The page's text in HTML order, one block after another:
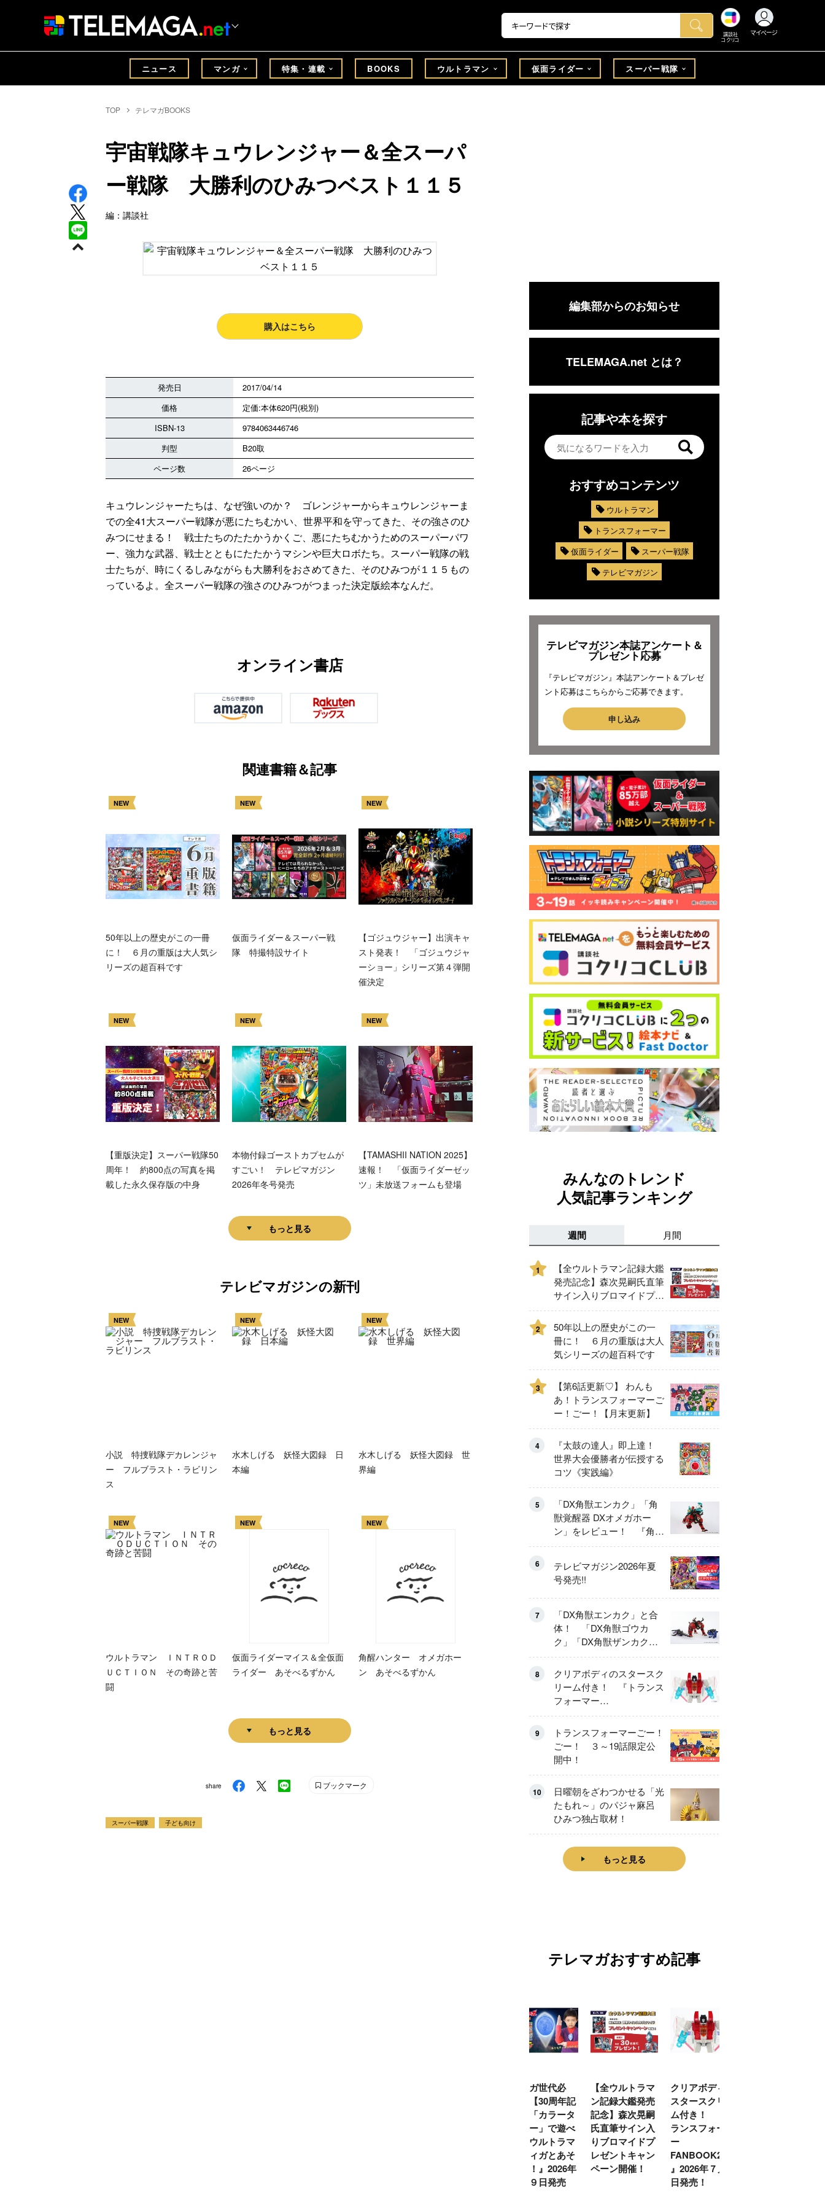
講談社
コクリコ
マイページ
ニュース マンガ 特集・連載 BOOKS ウルトラマン 仮面ライダー スーパー戦隊
TOP テレマガBOOKS
宇宙戦隊キュウレンジャー＆全スーパ
ー戦隊 大勝利のひみつベスト１１５
編：講談社
購入はこちら
発売日
2017/04/14
価格
定価:本体620円(税別)
ISBN-13
9784063446746
判型
B20取
ページ数
26ページ
キュウレンジャーたちは、なぜ強いのか？ ゴレンジャーからキュウレンジャーま
での全41大スーパー戦隊が悪にたちむかい、世界平和を守ってきた、その強さのひ
みつにせまる！ 戦士たちのたたかうかくご、悪にたちむかうためのスーパーパワ
ー、強力な武器、戦士とともにたたかうマシンや巨大ロボたち。スーパー戦隊の戦
士たちが、時にくるしみながらも大勝利をおさめてきた、そのひみつが１１５もの
っているよ。全スーパー戦隊の強さのひみつがつまった決定版絵本なんだ。
オンライン書店
関連書籍＆記事
NEW
50年以上の歴史がこの一冊
に！ ６月の重版は大人気シ
リーズの超百科です
NEW
仮面ライダー＆スーパー戦
隊 特撮特設サイト
NEW
【ゴジュウジャー】出演キャ
スト発表！ 「ゴジュウジャ
ーショー」シリーズ第４弾開
催決定
NEW
【重版決定】スーパー戦隊50
周年！ 約800点の写真を掲
載した永久保存版の中身
NEW
本物付録ゴーストカプセムが
すごい！ テレビマガジン
2026年冬号発売
NEW
【TAMASHII NATION 2025】
速報！ 「仮面ライダーゼッ
ツ」未放送フォームも登場
もっと見る
テレビマガジンの新刊
NEW
小説 特捜戦隊デカレンジャ
ー フルブラスト・ラビリン
ス
NEW
水木しげる 妖怪大図録 日
本編
NEW
水木しげる 妖怪大図録 世
界編
NEW
ウルトラマン ＩＮＴＲＯＤ
ＵＣＴＩＯＮ その奇跡と苦
闘
NEW
仮面ライダーマイス＆全仮面
ライダー あそべるずかん
NEW
角醒ハンター オメガホー
ン あそべるずかん
もっと見る
share ブックマーク
スーパー戦隊 子ども向け
編集部からのお知らせ
TELEMAGA.net とは？
記事や本を探す
おすすめコンテンツ
ウルトラマン
トランスフォーマー
仮面ライダー
スーパー戦隊
テレビマガジン
テレビマガジン本誌アンケート＆
プレゼント応募
『テレビマガジン』本誌アンケート＆プレゼ
ント応募はこちらからご応募できます。
申し込み
みんなのトレンド
人気記事ランキング
週間 月間
1
【全ウルトラマン記録大鑑
発売記念】森次晃嗣氏直筆
サイン入りブロマイドプレ
ゼントキャンペーン開催！
2
50年以上の歴史がこの一
冊に！ ６月の重版は大人
気シリーズの超百科です
3
【第6話更新♡】 わんも
あ！トランスフォーマーご
ー！ごー！【月末更新】
4
『太鼓の達人』即上達！
世界大会優勝者が伝授する
コツ《実践編》
5
「DX角獣エンカク」「角
獣覚醒器 DXオメガホー
ン」をレビュー！ 『角醒
ハンター オメガホーン』
6
テレビマガジン2026年夏
号発売!!
7
「DX角獣エンカク」と合
体！ 「DX角獣ゴウカ
ク」「DX角獣ザンカク」
をレビュー！
8
クリアボディのスタースク
リーム付き！ 『トランス
フォーマー
FANBOOK2026』2026年
７月31日発売！
9
トランスフォーマーごー！
ごー！ ３～19話限定公
開中！
10
日曜朝をざわつかせる「光
たもれ～」のパジャ麻呂
ひみつ独占取材！
もっと見る
テレマガおすすめ記事
ティガ世代必
見！【30周年記
念】「カラータ
イマー」で遊べ
る『ウルトラマ
ンティガとあそ
ぼう！』2026年
７月９日発売
【全ウルトラマ
ン記録大鑑発売
記念】森次晃嗣
氏直筆サイン入
りブロマイドプ
レゼントキャン
ペーン開催！
クリアボディの
スタースクリー
ム付き！ 『ト
ランスフォーマ
ー
FANBOOK2026
』2026年７月31
日発売！